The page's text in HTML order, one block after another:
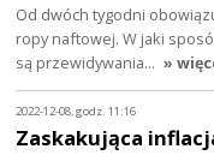
Od dwóch tygodni
ropy naftowej. W jaki
są przewidywania… »
2022-12-08, godz. 11:16
Zaskakująca